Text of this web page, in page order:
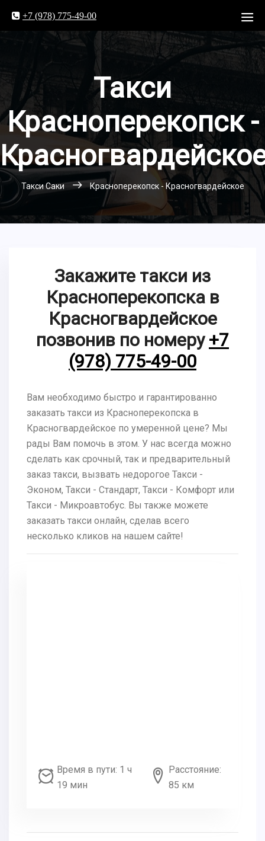
+7 (978) 775-49-00
Такси
Красноперекопск -
Такси Саки Красноперекопск - Красногвардейское
Закажите такси из
Красноперекопска в
Красногвардейское
позвонив по номеру +7
(978) 775-49-00
Вам необходимо быстро и гарантированно
заказать такси из Красноперекопска в
Красногвардейское по умеренной цене? Мы
рады Вам помочь в этом. У нас всегда можно
сделать как срочный, так и предварительный
заказ такси, вызвать недорогое Такси -
Эконом, Такси - Стандарт, Такси - Комфорт или
Такси - Микроавтобус. Вы также можете
заказать такси онлайн, сделав всего
несколько кликов на нашем сайте!
Время в пути: 1 ч
19 мин
Расстояние:
85 км